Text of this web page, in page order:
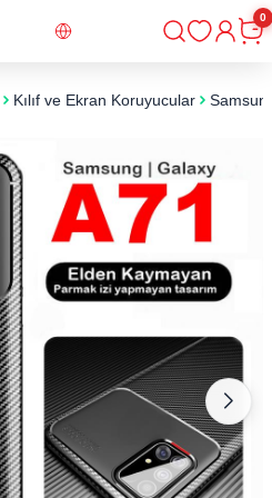
Giriş
0
Kılıf ve Ekran Koruyucular